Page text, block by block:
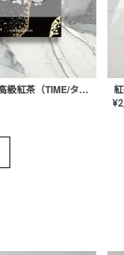
オリジナル高級紅茶（TIME/タイム）【ギフト/プチギフト/プレゼント/内祝い/結婚式/オリジナル配合/高品質/ハーブティー/茶葉/記念日/お返し/手土産/美容/おしゃれ】
¥